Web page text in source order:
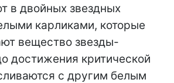
в двойных звездных
карликами, которые
вещество звезды-
достижения критической
с другим белым